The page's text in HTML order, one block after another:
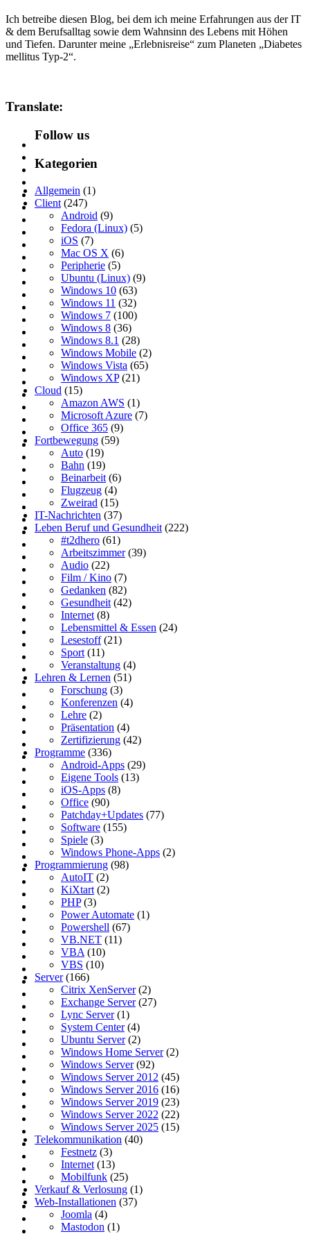
Ich betreibe diesen Blog, bei dem ich meine Erfahrungen aus der IT
& dem Berufsalltag sowie dem Wahnsinn des Lebens mit Höhen
und Tiefen. Darunter meine „Erlebnisreise“ zum Planeten „Diabetes
mellitus Typ-2“.
Translate:
Follow us
Kategorien
Allgemein (1)
Client (247)
Android (9)
Fedora (Linux) (5)
iOS (7)
Mac OS X (6)
Peripherie (5)
Ubuntu (Linux) (9)
Windows 10 (63)
Windows 11 (32)
Windows 7 (100)
Windows 8 (36)
Windows 8.1 (28)
Windows Mobile (2)
Windows Vista (65)
Windows XP(21)
Cloud (15)
Amazon AWS (1)
Microsoft Azure (7)
Office 365 (9)
Fortbewegung (59)
Auto (19)
Bahn (19)
Beinarbeit (6)
Flugzeug (4)
Zweirad (15)
IT-Nachrichten (37)
Leben Beruf und Gesundheit (222)
#t2dhero (61)
Arbeitszimmer(39)
Audio (22)
Film / Kino (7)
Gedanken (82)
Gesundheit (42)
Internet (8)
Lebensmittel & Essen (24)
Lesestoff(21)
Sport (11)
Veranstaltung (4)
Lehren & Lernen (51)
Forschung (3)
Konferenzen (4)
Lehre (2)
Präsentation (4)
Zertifizierung (42)
Programme (336)
Android-Apps (29)
Eigene Tools (13)
iOS-Apps (8)
Office (90)
Patchday+Updates (77)
Software (155)
Spiele (3)
Windows Phone-Apps (2)
Programmierung (98)
AutoIT (2)
KiXtart (2)
PHP(3)
Power Automate (1)
Powershell (67)
VB.NET (11)
VBA (10)
VBS (10)
Server(166)
Citrix XenServer(2)
Exchange Server(27)
Lync Server(1)
System Center(4)
Ubuntu Server(2)
Windows Home Server(2)
Windows Server(92)
Windows Server 2012 (45)
Windows Server 2016 (16)
Windows Server 2019 (23)
Windows Server 2022 (22)
Windows Server 2025 (15)
Telekommunikation (40)
Festnetz (3)
Internet (13)
Mobilfunk (25)
Verkauf & Verlosung (1)
Web-Installationen (37)
Joomla (4)
Mastodon (1)